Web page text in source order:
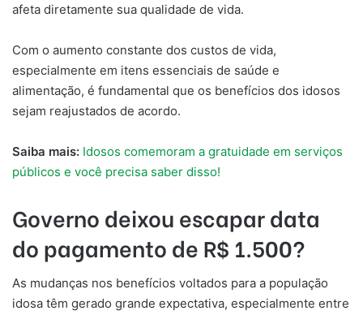
afeta diretamente sua qualidade de vida.
Com o aumento constante dos custos de vida,
especialmente em itens essenciais de saúde e
alimentação, é fundamental que os benefícios dos idosos
sejam reajustados de acordo.
Saiba mais: Idosos comemoram a gratuidade em serviços
públicos e você precisa saber disso!
Governo deixou escapar data
do pagamento de R$ 1.500?
As mudanças nos benefícios voltados para a população
idosa têm gerado grande expectativa, especialmente entre